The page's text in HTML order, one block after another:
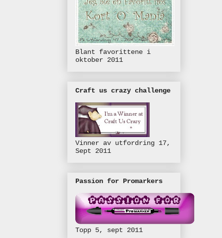
Blant favorittene i
oktober 2011
Craft us crazy challenge
Vinner av utfordring 17,
Sept 2011
Passion for Promarkers
Topp 5, sept 2011